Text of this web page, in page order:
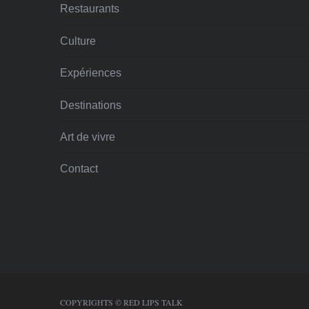
Restaurants
Culture
Expériences
Destinations
Art de vivre
Contact
COPYRIGHTS © RED LIPS TALK